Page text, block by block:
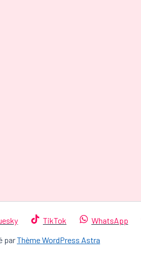
TikTok WhatsApp
parThème WordPress Astra